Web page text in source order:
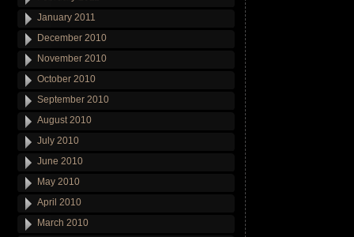
January 2011
December 2010
November 2010
October 2010
September 2010
August 2010
July 2010
June 2010
May 2010
April 2010
March 2010